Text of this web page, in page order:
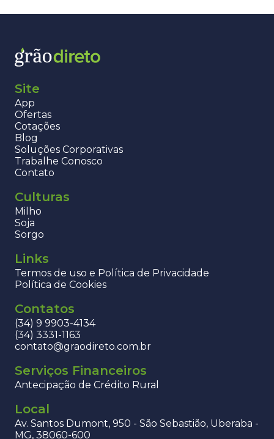
Site
App
Ofertas
Cotações
Blog
Soluções Corporativas
Trabalhe Conosco
Contato
Culturas
Milho
Soja
Sorgo
Links
Termos de uso e Política de Privacidade
Política de Cookies
Contatos
(34) 9 9903-4134
(34) 3331-1163
contato@graodireto.com.br
Serviços Financeiros
Antecipação de Crédito Rural
Local
Av. Santos Dumont, 950 - São Sebastião, Uberaba -
MG, 38060-600